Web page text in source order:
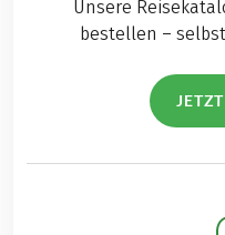
Unsere
bestellen –